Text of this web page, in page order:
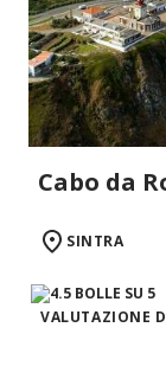
Cabo da
SINTRA
VALUTAZIONE